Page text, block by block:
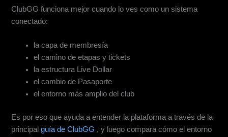
ClubGG funciona mejor cuando lo ves como un sistema
conectado:
la capa de membresía
el camino de etapas y tickets
la estructura Live Dollar
el cambio de Pasaporte
el entorno más amplio del club
Es por eso que ayuda a entender la plataforma a través de la
principalguía de ClubGG , y luego compara cómo el entorno